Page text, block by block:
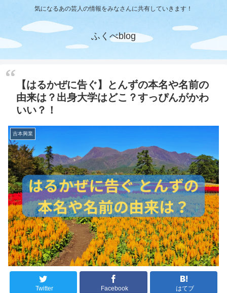
気になるあの芸人の情報をみなさんに共有していきます！
ふくべblog
【はるかぜに告ぐ】とんずの本名や名前の
由来は？出身大学はどこ？すっぴんがかわ
いい？！
吉本興業
Twitter Facebook はてブ